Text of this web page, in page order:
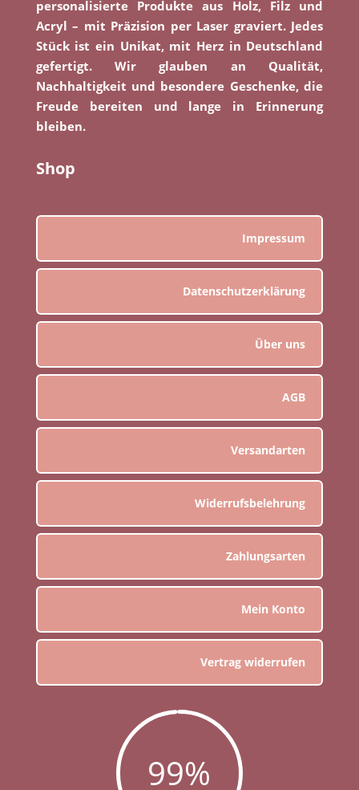
personalisierte Produkte aus Holz, Filz und
Acryl – mit Präzision per Laser graviert. Jedes
Stück ist ein Unikat, mit Herz in Deutschland
gefertigt. Wir glauben an Qualität,
Nachhaltigkeit und besondere Geschenke, die
Freude bereiten und lange in Erinnerung
bleiben.
Shop
Impressum
Datenschutzerklärung
Über uns
AGB
Versandarten
Widerrufsbelehrung
Zahlungsarten
Mein Konto
Vertrag widerrufen
99%